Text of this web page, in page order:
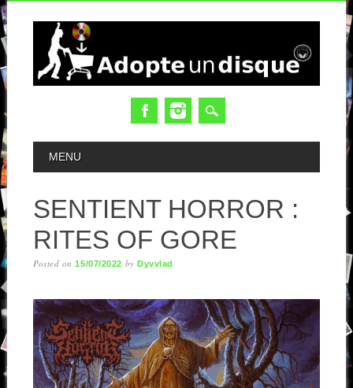
MAIN MENU
MENU
SENTIENT HORROR :
RITES OF GORE
Posted on15/07/2022 byDyvvlad